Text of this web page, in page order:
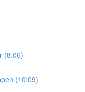
(8:06)
(10:09)